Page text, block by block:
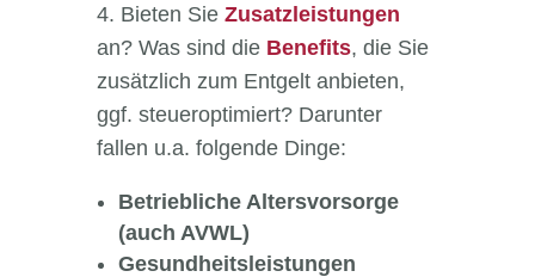
4. Bieten Sie Zusatzleistungen
an? Was sind die Benefits, die Sie
zusätzlich zum Entgelt anbieten,
ggf. steueroptimiert? Darunter
fallen u.a. folgende Dinge:
Betriebliche Altersvorsorge
(auch AVWL)
Gesundheitsleistungen